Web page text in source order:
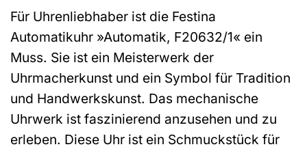
Für Uhrenliebhaber ist die Festina
Automatikuhr »Automatik, F20632/1« ein
Muss. Sie ist ein Meisterwerk der
Uhrmacherkunst und ein Symbol für Tradition
und Handwerkskunst. Das mechanische
Uhrwerk ist faszinierend anzusehen und zu
erleben. Diese Uhr ist ein Schmuckstück für